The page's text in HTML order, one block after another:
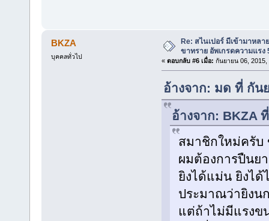
BKZA
บุคคลทั่วไป
Re: สไนเปอร์ มีเข้ามาหล
ขาทราย อัพเกรดความแรง
« ตอบกลับ #6 เมื่อ: กันยายน 06, 2015,
อ้างจาก: มด ที่ กัน
อ้างจาก: BKZA
สมาชิกใหม่ครับ
ผมต้องการปืนย
ยิงได้แม่น ยิงได้
ประมาณว่ายิงน
แต่ถ้าไม่มีแรงข